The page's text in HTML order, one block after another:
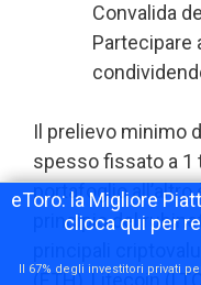
Convalida
Partecipare
Il prelievo minimo
spesso fissato a 1
portafoglio
principio del
eToro: la Migliore
clicca qui per
Il 67% degli investitori privati